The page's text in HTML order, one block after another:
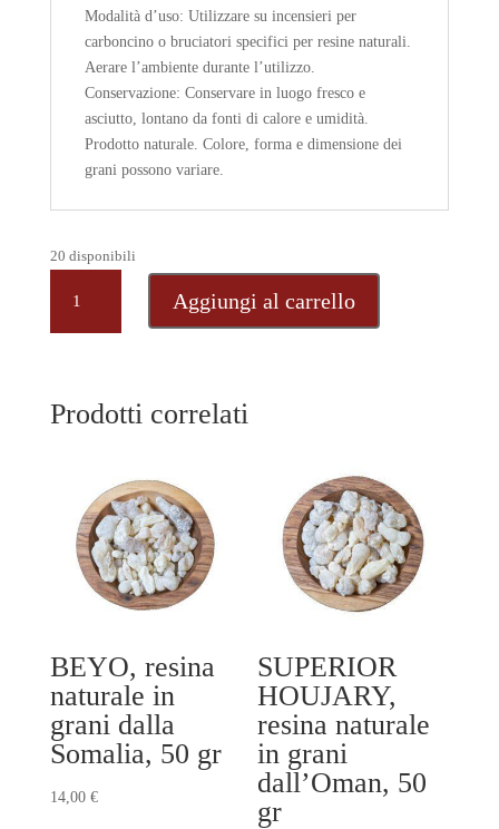
Modalità d’uso: Utilizzare su incensieri per
carboncino o bruciatori specifici per resine naturali.
Aerare l’ambiente durante l’utilizzo.
Conservazione: Conservare in luogo fresco e
asciutto, lontano da fonti di calore e umidità.
Prodotto naturale. Colore, forma e dimensione dei
grani possono variare.
20 disponibili
resina
naturale
dall'India,
Aggiungi al carrello
Prodotti correlati
BEYO, resina
naturale in
grani dalla
Somalia, 50 gr
14,00 €
SUPERIOR
HOUJARY,
resina naturale
in grani
dall’Oman, 50
gr